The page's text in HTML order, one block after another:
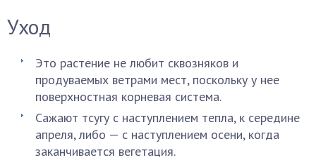
Уход
Это растение не любит сквозняков и
продуваемых ветрами мест, поскольку у нее
поверхностная корневая система.
Сажают тсугу с наступлением тепла, к середине
апреля, либо — с наступлением осени, когда
заканчивается вегетация.